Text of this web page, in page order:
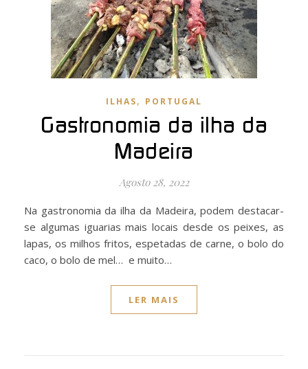
ILHAS, PORTUGAL
Gastronomia da ilha da
Madeira
Agosto 28, 2022
Na gastronomia da ilha da Madeira, podem destacar-
se algumas iguarias mais locais desde os peixes, as
lapas, os milhos fritos, espetadas de carne, o bolo do
caco, o bolo de mel… e muito…
LER MAIS